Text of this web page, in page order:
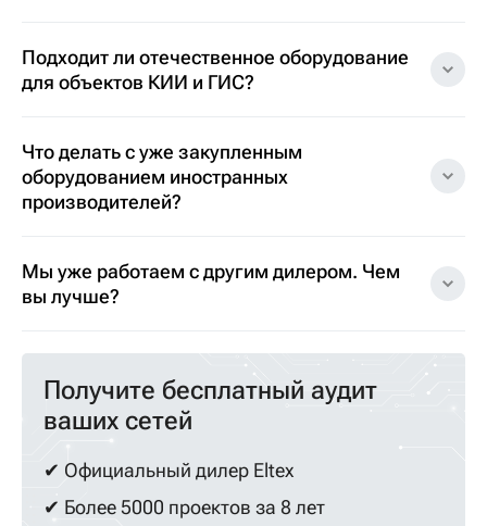
Подходит ли отечественное оборудование
для объектов КИИ и ГИС?
Что делать с уже закупленным
оборудованием иностранных
производителей?
Мы уже работаем с другим дилером. Чем
вы лучше?
Получите бесплатный аудит
ваших сетей
✔ Официальный дилер Eltex
✔ Более 5000 проектов за 8 лет